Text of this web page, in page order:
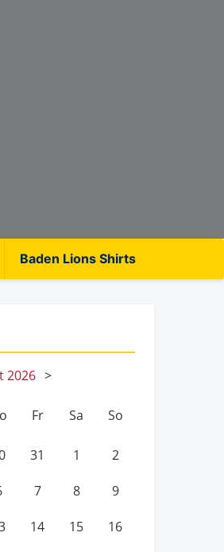
Baden Lions Shirts
2026 >
Fr Sa So
31 1 2
7 8 9
14 15 16